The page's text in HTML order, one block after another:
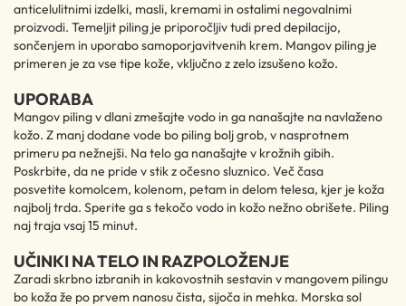
anticelulitnimi izdelki, masli, kremami in ostalimi negovalnimi
proizvodi. Temeljit piling je priporočljiv tudi pred depilacijo,
sončenjem in uporabo samoporjavitvenih krem. Mangov piling je
primeren je za vse tipe kože, vključno z zelo izsušeno kožo.
UPORABA
Mangov piling v dlani zmešajte vodo in ga nanašajte na navlaženo
kožo. Z manj dodane vode bo piling bolj grob, v nasprotnem
primeru pa nežnejši. Na telo ga nanašajte v krožnih gibih.
Poskrbite, da ne pride v stik z očesno sluznico. Več časa
posvetite komolcem, kolenom, petam in delom telesa, kjer je koža
najbolj trda. Sperite ga s tekočo vodo in kožo nežno obrišete. Piling
naj traja vsaj 15 minut.
UČINKI NA TELO IN RAZPOLOŽENJE
Zaradi skrbno izbranih in kakovostnih sestavin v mangovem pilingu
bo koža že po prvem nanosu čista, sijoča in mehka. Morska sol